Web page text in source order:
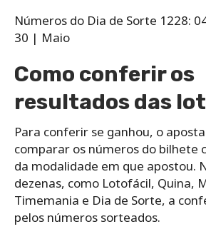
Números do Dia de Sorte 1228:
30 | Maio
Como conferir os
resultados das
Para conferir se ganhou, o
comparar os números do bilhete
da modalidade em que apostou.
dezenas, como Lotofácil, Quina,
Timemania e Dia de Sorte, a
pelos números sorteados.